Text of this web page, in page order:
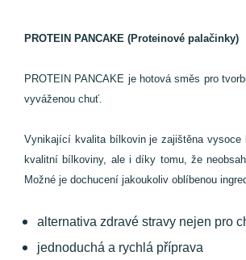
PROTEIN PANCAKE (Proteinové palačinky)
PROTEIN PANCAKE je hotová směs pro
vyváženou chuť.
Vynikající kvalita bílkovin je zajištěna vysoce
kvalitní bílkoviny, ale i díky tomu, že
Možné je dochucení jakoukoliv oblíbenou
alternativa zdravé stravy nejen pro
jednoduchá a rychlá příprava